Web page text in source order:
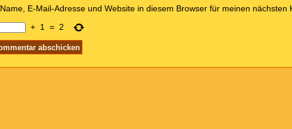
Name, E-Mail-Adresse und Website in diesem Browser für meinen nächsten
+ 1 = 2